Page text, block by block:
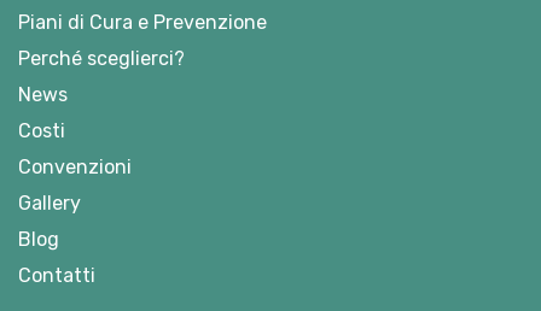
Piani di Cura e Prevenzione
Perché sceglierci?
News
Costi
Convenzioni
Gallery
Blog
Contatti